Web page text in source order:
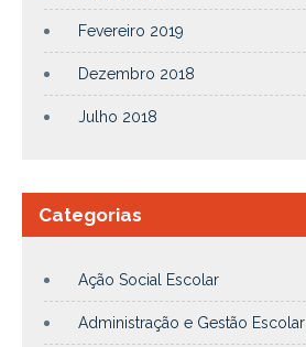
Fevereiro 2019
Dezembro 2018
Julho 2018
Categorias
Ação Social Escolar
Administração e Gestão Escolar